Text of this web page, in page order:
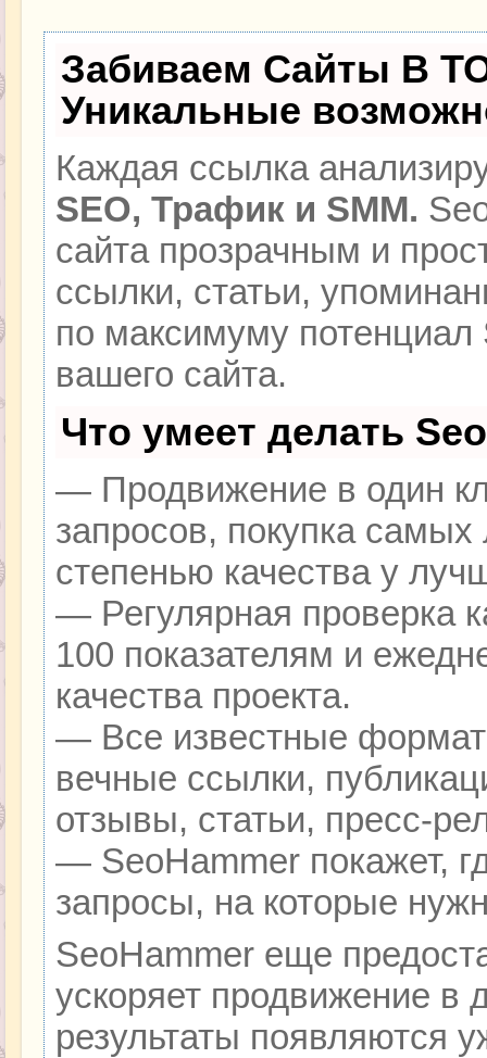
Забиваем Сайты В
Уникальные
Каждая ссылка
SEO, Трафик и SMM.
сайта прозрачным и
ссылки, статьи,
по максимуму
вашего сайта.
Что умеет делать
— Продвижение в один
запросов, покупка
степенью качества у
— Регулярная проверка
100 показателям и
качества проекта.
— Все известные
вечные ссылки,
отзывы, статьи, пресс-
— SeoHammer покажет,
запросы, на которые
SeoHammer еще
ускоряет продвижение в
результаты появляются